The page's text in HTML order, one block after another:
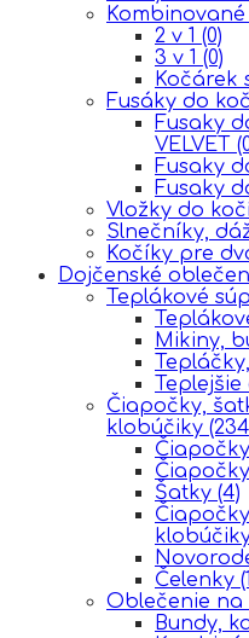
Kombinované
2 v 1 (0)
3 v 1 (0)
Kočárek
Fusáky do
Fusaky
VELVET
Fusaky
Fusaky
Vložky do
Slnečníky,
Kočíky pre
Dojčenské
Teplákové
Mikiny,
Čiapočky,
klobúčiky
Šatky (4)
Čelenky
Oblečenie na
Bundy,